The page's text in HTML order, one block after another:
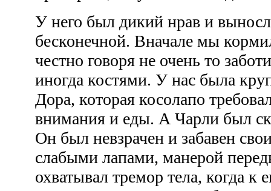
У него был дикий нрав и
бесконечной. Вначале мы
честно говоря не очень то
иногда костями. У нас была
Дора, которая косолапо
внимания и еды. А Чарли был
Он был невзрачен и забавен
слабыми лапами, манерой
охватывал тремор тела, когда к